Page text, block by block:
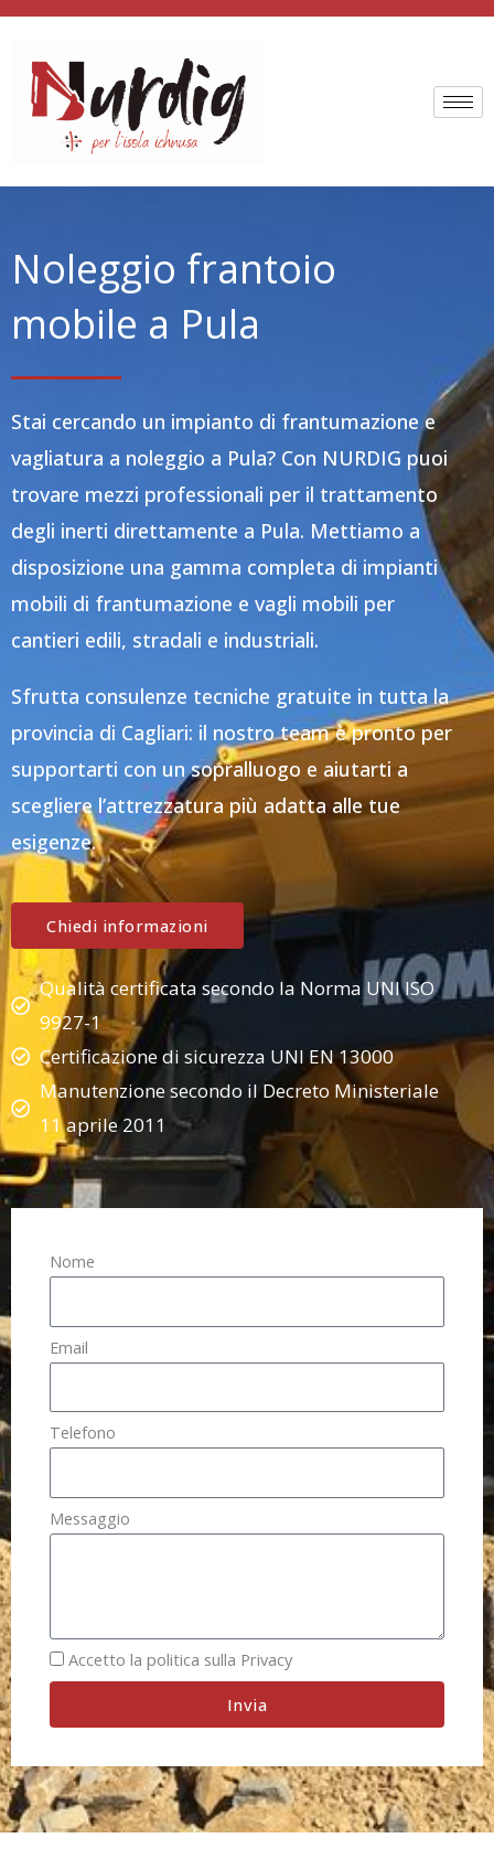
Vai
contenuto
Noleggio frantoio
mobile a Pula
Stai cercando un impianto di frantumazione e
vagliatura a noleggio a Pula? Con NURDIG puoi
trovare mezzi professionali per il trattamento
degli inerti direttamente a Pula. Mettiamo a
disposizione una gamma completa di impianti
mobili di frantumazione e vagli mobili per
cantieri edili, stradali e industriali.
Sfrutta consulenze tecniche gratuite in tutta la
provincia di Cagliari: il nostro team è pronto per
supportarti con un sopralluogo e aiutarti a
scegliere l’attrezzatura più adatta alle tue
esigenze.
Chiedi informazioni
Qualità certificata secondo la Norma UNI ISO
9927-1
Certificazione di sicurezza UNI EN 13000
Manutenzione secondo il Decreto Ministeriale
11 aprile 2011
Nome
Email
Telefono
Messaggio
Accetto la politica sulla Privacy
Invia